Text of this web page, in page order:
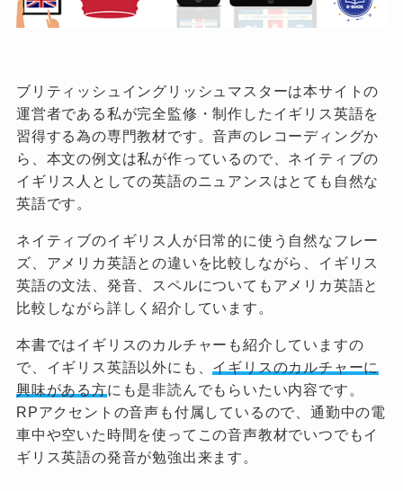
ブリティッシュイングリッシュマスターは本サイトの
運営者である私が完全監修・制作したイギリス英語を
習得する為の専門教材です。音声のレコーディングか
ら、本文の例文は私が作っているので、ネイティブの
イギリス人としての英語のニュアンスはとても自然な
英語です。
ネイティブのイギリス人が日常的に使う自然なフレー
ズ、アメリカ英語との違いを比較しながら、イギリス
英語の文法、発音、スペルについてもアメリカ英語と
比較しながら詳しく紹介しています。
本書ではイギリスのカルチャーも紹介していますの
で、イギリス英語以外にも、 イギリスのカルチャーに
興味がある方にも是非読んでもらいたい内容です。
RPアクセントの音声も付属しているので、通勤中の電
車中や空いた時間を使ってこの音声教材でいつでもイ
ギリス英語の発音が勉強出来ます。